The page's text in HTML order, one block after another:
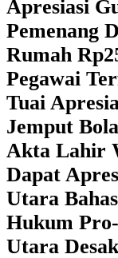
Apresiasi
Pemenang
Rumah
Pegawai
Tuai
Jemput
Akta Lahir
Dapat
Utara
Hukum
Utara